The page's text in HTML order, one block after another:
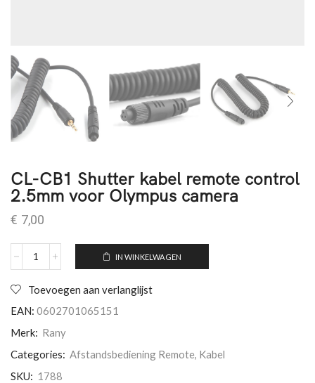
CL-CB1 Shutter kabel remote control
2.5mm voor Olympus camera
€ 7,00
IN WINKELWAGEN
Toevoegen aan verlanglijst
EAN: 0602701065151
Merk: Rany
Categories: Afstandsbediening Remote, Kabel
SKU: 1788